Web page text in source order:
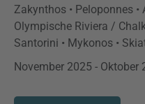
Zakynthos • Peloponnes •
Olympische Riviera /
Santorini • Mykonos •
November 2025 - Oktober